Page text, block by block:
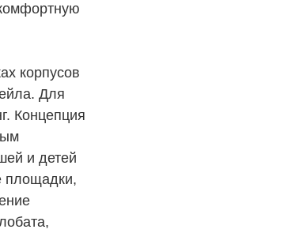
продажами
корпусов
Для
Концепция
и детей
площадки,